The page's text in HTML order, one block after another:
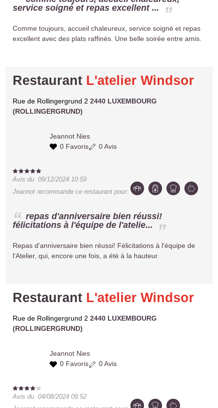
service soigné et repas excellent ...
Comme toujours, accueil chaleureux, service soigné et repas
excellent avec des plats raffinés. Une belle soirée entre amis.
Restaurant L'atelier Windsor
Rue de Rollingergrund 22440 LUXEMBOURG
(ROLLINGERGRUND)
Jeannot Nies
0 Favoris
0 Avis
Avis du09/12/2024 10:59
Jeannot recommande ce restaurant pour:
repas d'anniversaire bien réussi!
félicitations à l'équipe de l'atelie...
Repas d'anniversaire bien réussi! Félicitations à l'équipe de
l'Atelier, qui, encore une fois, a été à la hauteur.
Restaurant L'atelier Windsor
Rue de Rollingergrund 22440 LUXEMBOURG
(ROLLINGERGRUND)
Jeannot Nies
0 Favoris
0 Avis
Avis du04/08/2024 09:52